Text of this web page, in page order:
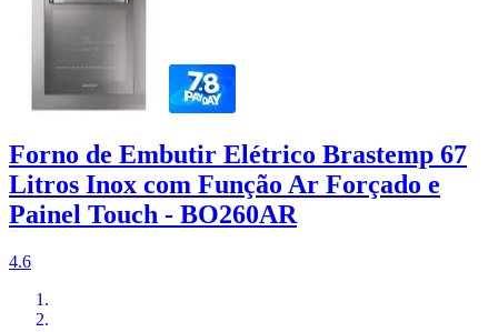
Forno de Embutir Elétrico Brastemp 67
Litros Inox com Função Ar Forçado e
Painel Touch - BO260AR
4.6